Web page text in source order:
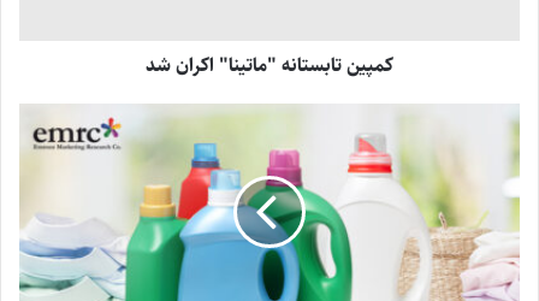
کمپین تابستانه "ماتینا" اکران شد